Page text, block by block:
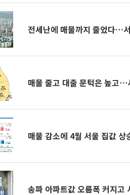
전세난에 매물까지 줄었다…
매물 줄고 대출 문턱은 높고
매물 감소에 4월 서울 집값
송파 아파트값 오름폭 커지고